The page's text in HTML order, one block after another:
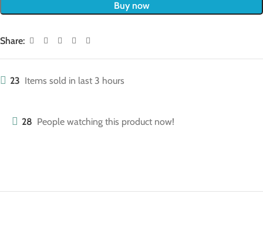
Buy now
Share:
23 Items sold in last 3 hours
28 People watching this product now!